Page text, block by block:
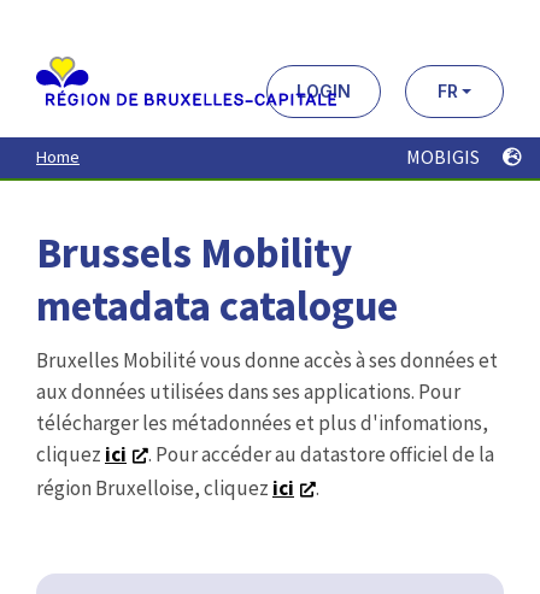
contenu
principal
LOGIN FR
Home MOBIGIS
Brussels Mobility
metadata catalogue
Bruxelles Mobilité vous donne accès à ses données et
aux données utilisées dans ses applications. Pour
télécharger les métadonnées et plus d'infomations,
cliquez ici
. Pour accéder au datastore officiel de la
région Bruxelloise, cliquez ici .